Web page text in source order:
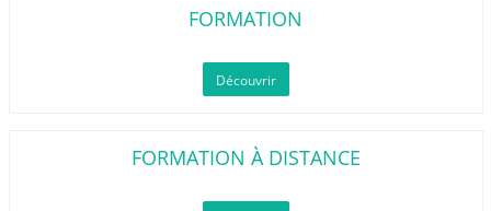
FORMATION
Découvrir
FORMATION À DISTANCE